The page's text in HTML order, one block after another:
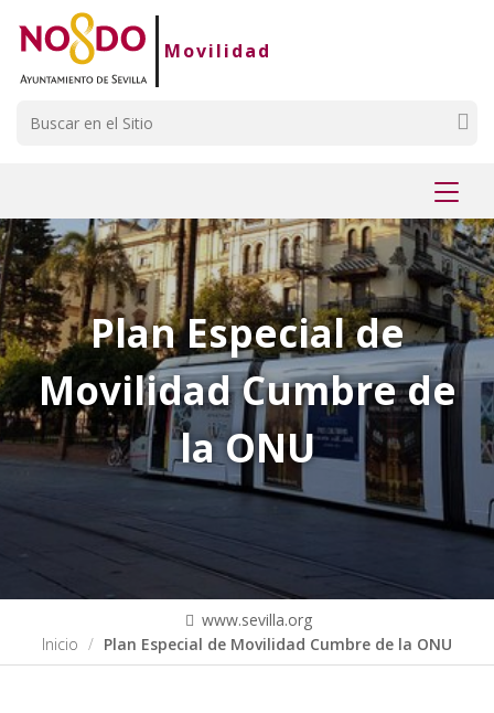
Saltar al contenido
Saltar a la navegación
Información de contacto
Movilidad
menú
Plan Especial de
Movilidad Cumbre de
la ONU
www.sevilla.org
Inicio
Plan Especial de Movilidad Cumbre de la ONU